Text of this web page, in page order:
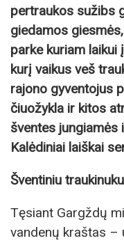
pertraukos sužibs
giedamos
parke kuriam laikui
kurį vaikus veš
rajono gyventojus
čiuožykla ir kitos
šventes
Kalėdiniai laiškai
Šventiniu
Tęsiant Gargždų
vandenų kraštas –